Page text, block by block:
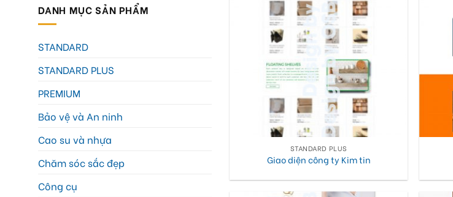
DANH MỤC SẢN PHẨM
STANDARD
STANDARD PLUS
PREMIUM
Bảo vệ và An ninh
Cao su và nhựa
Chăm sóc sắc đẹp
Công cụ
STANDARD PLUS
Giao diện công ty Kim tin